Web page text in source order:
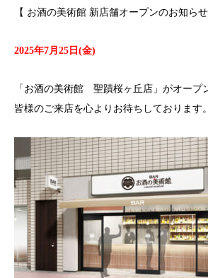
【 お酒の美術館 新店舗オープンのお知らせ
2025年7月25日(金)
「お酒の美術館 聖蹟桜ヶ丘店」がオープ
皆様のご来店を心よりお待ちしております。